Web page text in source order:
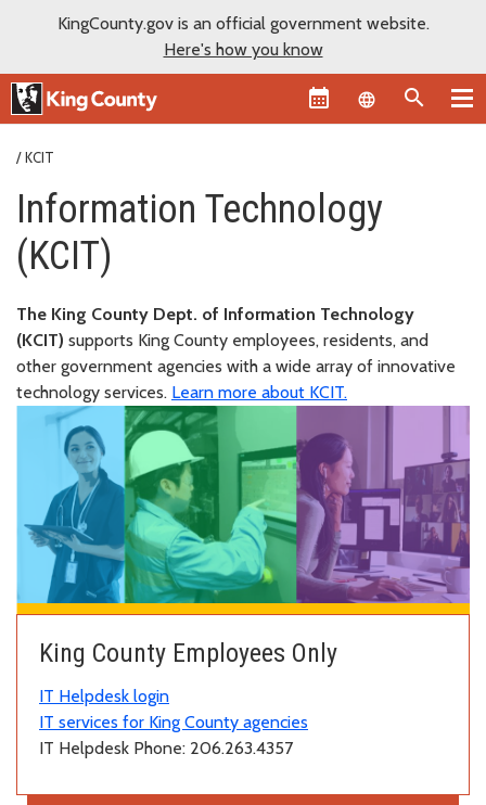
KingCounty.gov is an official government website.
Here's how you know
Language
KCIT
Information Technology
(KCIT)
The King County Dept. of Information Technology
(KCIT) supports King County employees, residents, and
other government agencies with a wide array of innovative
technology services. Learn more about KCIT.
King County Employees Only
IT Helpdesk login
IT services for King County agencies
IT Helpdesk Phone: 206.263.4357